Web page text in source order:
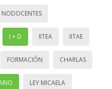
NODOCENTES
I + D IITEA IITAE
FORMACIÓN CHARLAS
LEY MICAELA